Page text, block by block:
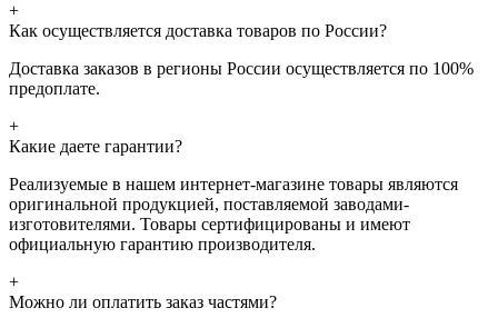
+
Как осуществляется доставка товаров по России?
Доставка заказов в регионы России осуществляется по 100%
предоплате.
+
Какие даете гарантии?
Реализуемые в нашем интернет-магазине товары являются
оригинальной продукцией, поставляемой заводами-
изготовителями. Товары сертифицированы и имеют
официальную гарантию производителя.
+
Можно ли оплатить заказ частями?